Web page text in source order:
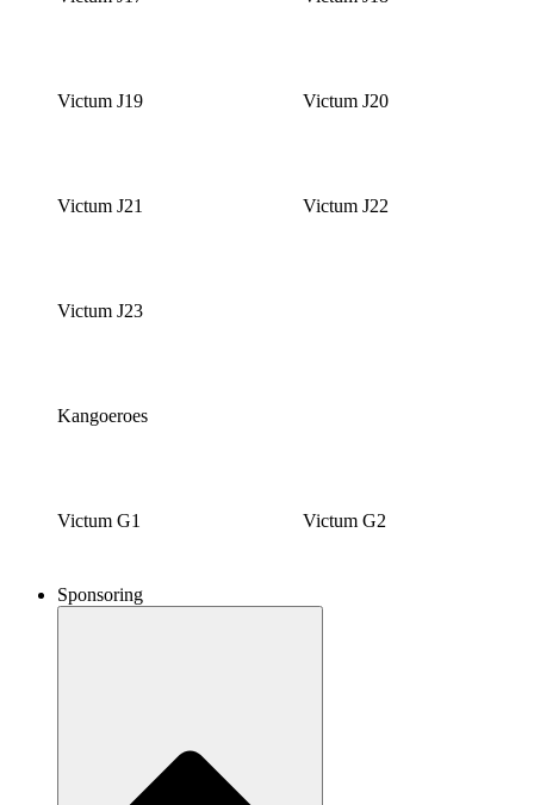
Victum J19 Victum J20
Victum J21 Victum J22
Victum J23
Kangoeroes
Victum G1 Victum G2
Sponsoring